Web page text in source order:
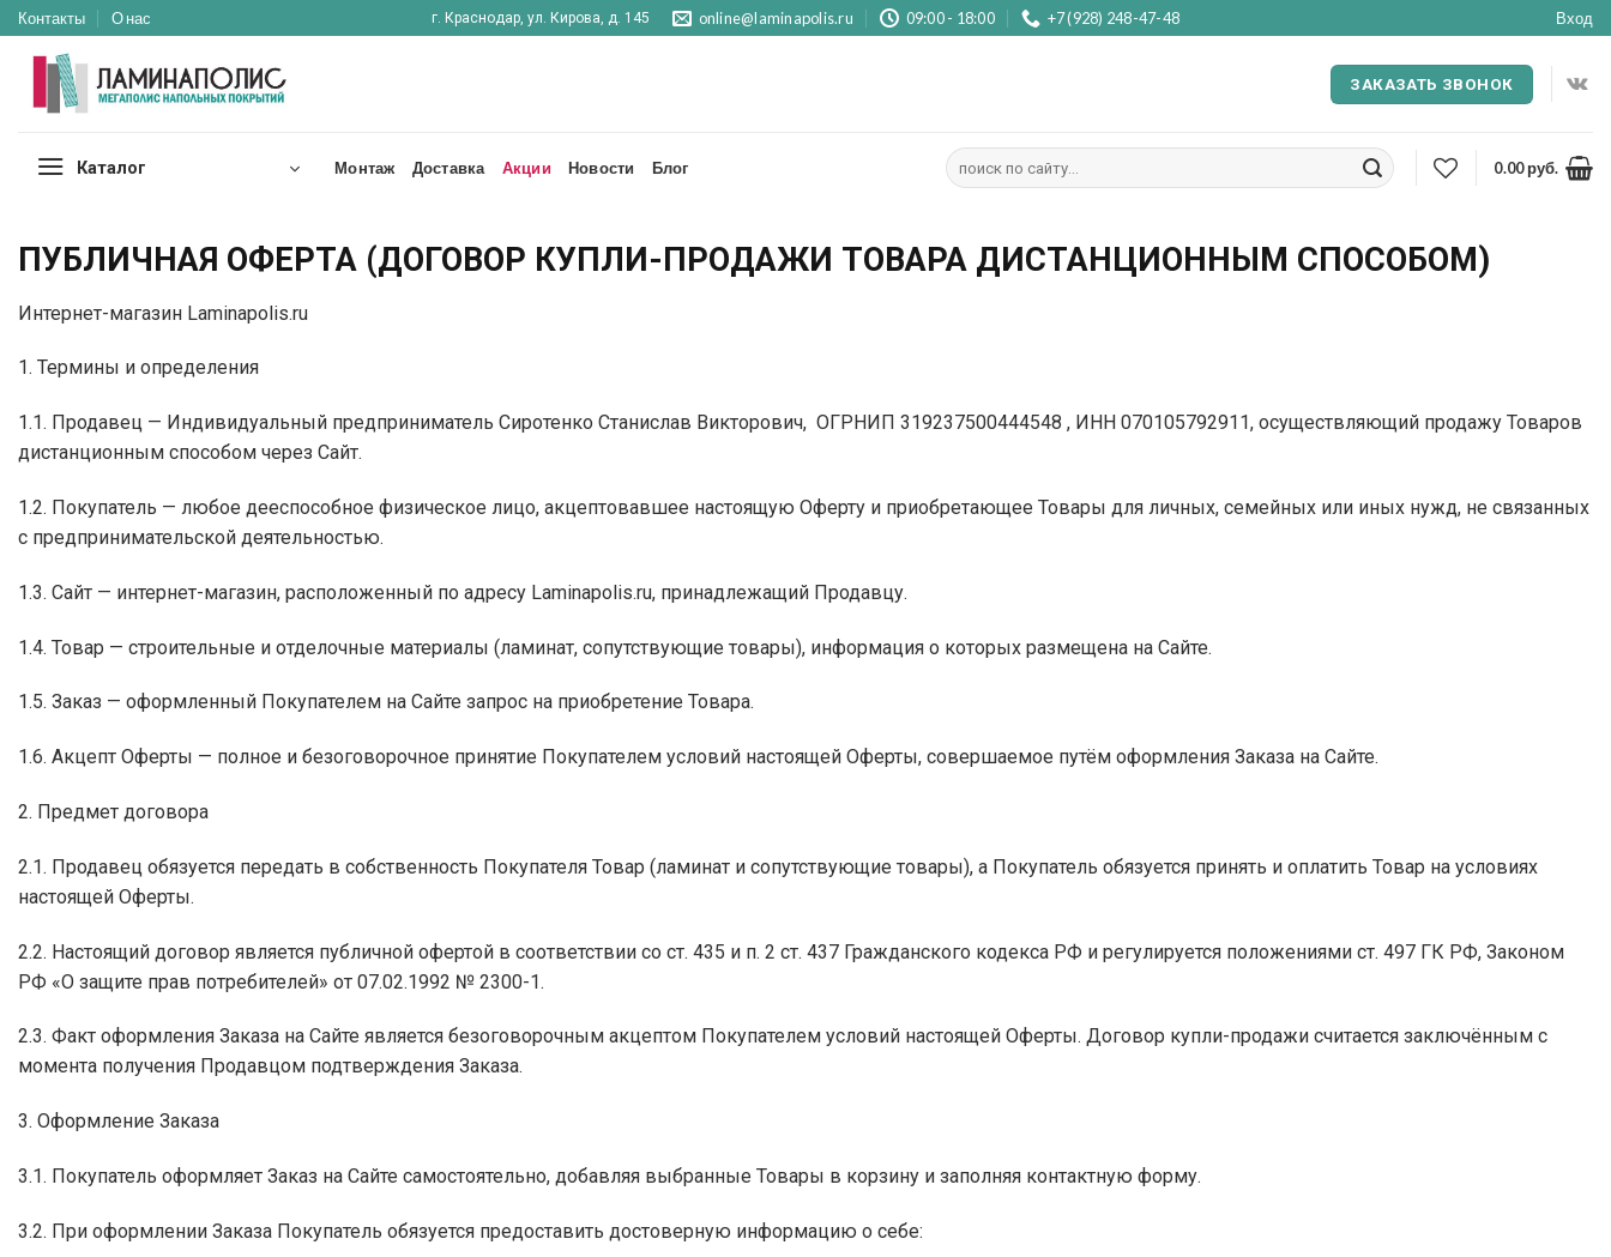
Skip
to
content
Контакты О нас г. Краснодар, ул. Кирова, д. 145 online@laminapolis.ru 09:00 - 18:00 +7 (928) 248-47-48 Вход
ЗАКАЗАТЬ ЗВОНОК
Каталог Монтаж Доставка Акции Новости Блог
Искать:
0.00руб.
ПУБЛИЧНАЯ ОФЕРТА (ДОГОВОР КУПЛИ-ПРОДАЖИ ТОВАРА ДИСТАНЦИОННЫМ СПОСОБОМ)
Интернет-магазин Laminapolis.ru
1. Термины и определения
1.1. Продавец — Индивидуальный предприниматель Сиротенко Станислав Викторович, ОГРНИП 319237500444548 , ИНН 070105792911, осуществляющий продажу Товаров
дистанционным способом через Сайт.
1.2. Покупатель — любое дееспособное физическое лицо, акцептовавшее настоящую Оферту и приобретающее Товары для личных, семейных или иных нужд, не связанных
с предпринимательской деятельностью.
1.3. Сайт — интернет-магазин, расположенный по адресу Laminapolis.ru, принадлежащий Продавцу.
1.4. Товар — строительные и отделочные материалы (ламинат, сопутствующие товары), информация о которых размещена на Сайте.
1.5. Заказ — оформленный Покупателем на Сайте запрос на приобретение Товара.
1.6. Акцепт Оферты — полное и безоговорочное принятие Покупателем условий настоящей Оферты, совершаемое путём оформления Заказа на Сайте.
2. Предмет договора
2.1. Продавец обязуется передать в собственность Покупателя Товар (ламинат и сопутствующие товары), а Покупатель обязуется принять и оплатить Товар на условиях
настоящей Оферты.
2.2. Настоящий договор является публичной офертой в соответствии со ст. 435 и п. 2 ст. 437 Гражданского кодекса РФ и регулируется положениями ст. 497 ГК РФ, Законом
РФ «О защите прав потребителей» от 07.02.1992 № 2300-1.
2.3. Факт оформления Заказа на Сайте является безоговорочным акцептом Покупателем условий настоящей Оферты. Договор купли-продажи считается заключённым с
момента получения Продавцом подтверждения Заказа.
3. Оформление Заказа
3.1. Покупатель оформляет Заказ на Сайте самостоятельно, добавляя выбранные Товары в корзину и заполняя контактную форму.
3.2. При оформлении Заказа Покупатель обязуется предоставить достоверную информацию о себе: